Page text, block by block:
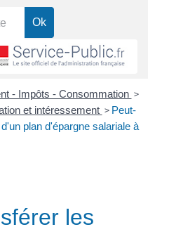
- Impôts - Consommation >
et intéressement > Peut-
plan d'épargne salariale à
les